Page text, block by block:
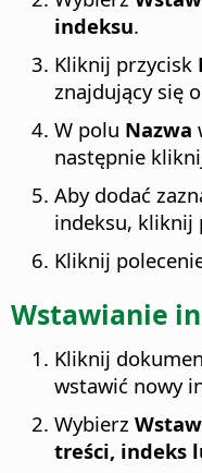
indeksu.
Kliknij przycisk
znajdujący się
W polu Nazwa
następnie
Aby dodać
indeksu, kliknij
Kliknij
Wstawianie
Kliknij
wstawić nowy
Wybierz
treści, indeks